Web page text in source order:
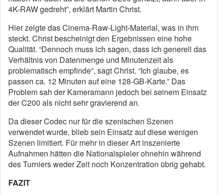
4K-RAW gedreht”, erklärt Martin Christ.
Hier zeigte das Cinema-Raw-Light-Material, was in ihm
steckt. Christ bescheinigt den Ergebnissen eine hohe
Qualität. “Dennoch muss ich sagen, dass ich generell das
Verhältnis von Datenmenge und Minutenzeit als
problematisch empfinde”, sagt Christ. “Ich glaube, es
passen ca. 12 Minuten auf eine 128-GB-Karte.” Das
Problem sah der Kameramann jedoch bei seinem Einsatz
der C200 als nicht sehr gravierend an.
Da dieser Codec nur für die szenischen Szenen
verwendet wurde, blieb sein Einsatz auf diese wenigen
Szenen limitiert. Für mehr in dieser Art inszenierte
Aufnahmen hätten die Nationalspieler ohnehin während
des Turniers weder Zeit noch Konzentration übrig gehabt.
FAZIT